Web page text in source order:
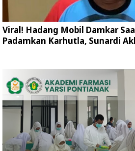
Viral! Hadang Mobil Damkar
Padamkan Karhutla, Sunardi